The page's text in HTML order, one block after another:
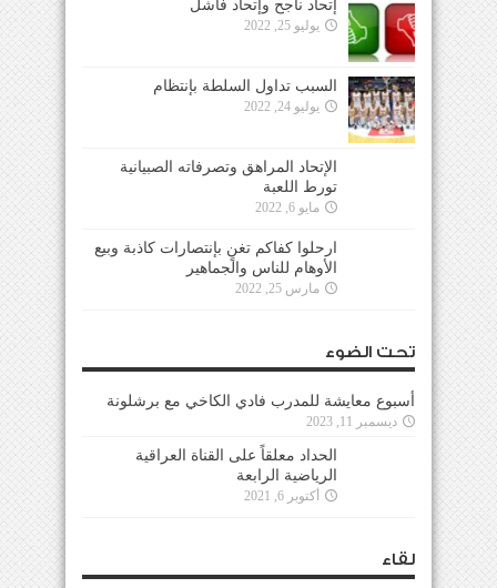
إتحاد ناجح وإتحاد فاشل
يوليو 25, 2022
السبب تداول السلطة بإنتظام
يوليو 24, 2022
الإتحاد المراهق وتصرفاته الصبيانية
تورط اللعبة
مايو 6, 2022
ارحلوا كفاكم تغنٍ بإنتصارات كاذبة وبيع
الأوهام للناس والجماهير
مارس 25, 2022
تحت الضوء
أسبوع معايشة للمدرب فادي الكاخي مع برشلونة
ديسمبر 11, 2023
الحداد معلقاً على القناة العراقية
الرياضية الرابعة
أكتوبر 6, 2021
لقاء